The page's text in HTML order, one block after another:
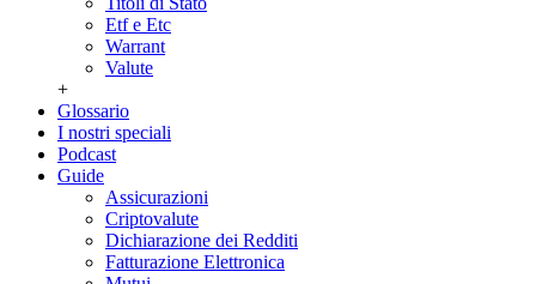
Etf e Etc
Warrant
Valute
+
Glossario
I nostri speciali
Podcast
Guide
Assicurazioni
Criptovalute
Dichiarazione dei Redditi
Fatturazione Elettronica